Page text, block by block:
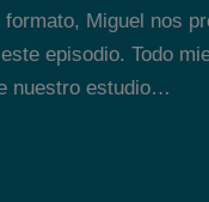
Miguel nos
episodio. Todo
nuestro estudio…